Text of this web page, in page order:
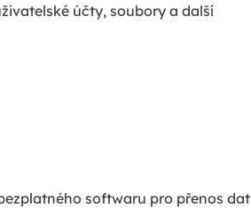
účty, soubory a další
softwaru pro přenos dat